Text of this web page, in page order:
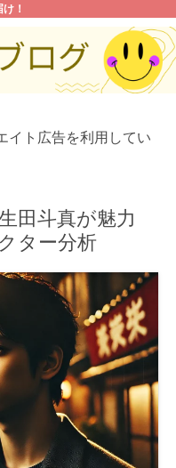
！
イト広告を利用してい
田斗真が魅力
ター分析